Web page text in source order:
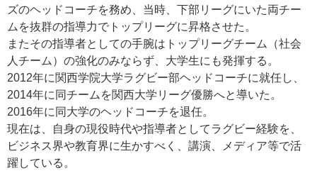
ズのヘッドコーチを務め、当時、下部リーグにいた両チー
ムを抜群の指導力でトップリーグに昇格させた。
またその指導者としての手腕はトップリーグチーム（社会
人チーム）の強化のみならず、大学生にも発揮する。
2012年に関西学院大学ラグビー部ヘッドコーチに就任し、
2014年に同チームを関西大学リーグ優勝へと導いた。
2016年に同大学のヘッドコーチを退任。
現在は、自身の現役時代や指導者としてラグビー経験を、
ビジネス界や教育界に生かすべく、講演、メディア等で活
躍している。